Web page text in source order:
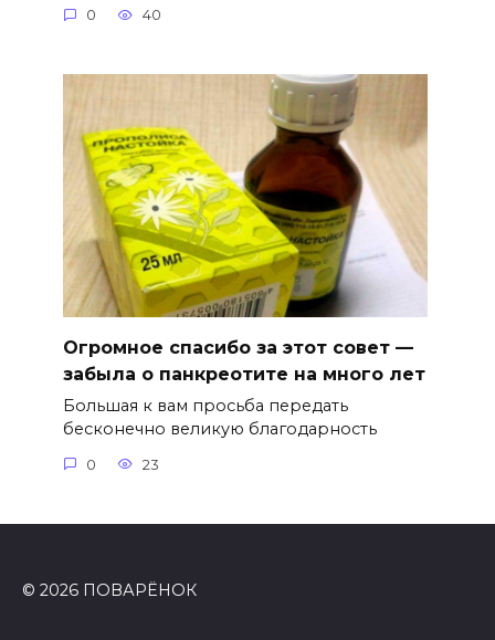
0 40
Огромное спасибо за этот совет —
забыла о панкреотите на много лет
Большая к вам просьба передать
бесконечно великую благодарность
0 23
© 2026 ПОВАРЁНОК